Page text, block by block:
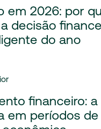
em 2026: por
decisão
do ano
financeiro:
em períodos de